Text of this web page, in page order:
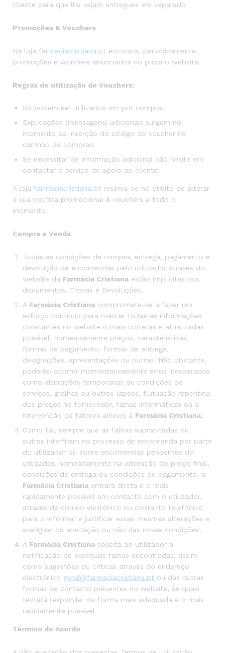
Cliente para que lhe sejam entregues em separado.
Promoções & Vouchers
Na loja farmaciacristiana.pt encontra, periodicamente,
promoções e vouchers anunciados no próprio website.
Regras de utilização de Vouchers:
Só podem ser utilizados um por compra;
Explicações (mensagens) adicionais surgem no
momento da inserção do código do voucher no
carrinho de compras;
Se necessitar de informação adicional não hesite em
contactar o serviço de apoio ao cliente:
A loja farmaciacristiana.pt reserva-se no direito de alterar
a sua política promocional & vouchers a todo o
momento.
Compra e Venda
Todas as condições de compra, entrega, pagamento e
devolução de encomendas pelo utilizador através do
website da Farmácia Cristiana estão implícitas nos
documentos, Trocas e Devoluções.
A Farmácia Cristiana compromete-se a fazer um
esforço contínuo para manter todas as informações
constantes no website o mais corretas e atualizadas
possível, nomeadamente preços, características,
formas de pagamento, formas de entrega,
designações, apresentações ou outras. Não obstante,
poderão ocorrer momentaneamente erros inesperados
como alterações temporárias de condições de
serviços, gralhas ou outros lapsos, flutuação repentina
dos preços no fornecedor, falhas informáticas ou a
intervenção de fatores alheios à Farmácia Cristiana.
Como tal, sempre que as falhas supracitadas ou
outras interfiram no processo de encomenda por parte
do utilizador ou sobre encomendas pendentes do
utilizador, nomeadamente na alteração do preço final,
condições de entrega ou condições de pagamento, a
Farmácia Cristiana entrará direta e o mais
rapidamente possível em contacto com o utilizador,
através de correio eletrónico ou contacto telefónico,
para o informar e justificar essas mesmas alterações e
averiguar da aceitação ou não das novas condições.
A Farmácia Cristiana solicita ao utilizador a
notificação de eventuais falhas encontradas, assim
como sugestões ou críticas através do endereço
electrónico geral@farmaciacristiana.pt ou das outras
formas de contacto presentes no website, às quais
tentará responder da forma mais adequada e o mais
rapidamente possível.
Término do Acordo